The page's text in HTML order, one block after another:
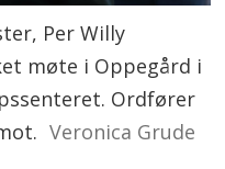
Per Willy
møte i Oppegård i
Ordfører
Veronica Grude